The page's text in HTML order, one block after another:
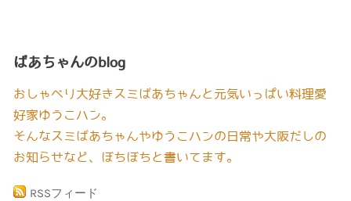
ばあちゃんのblog
おしゃべり大好きスミばあちゃんと元気いっぱい料理愛
好家ゆうこハン。
そんなスミばあちゃんやゆうこハンの日常や大阪だしの
お知らせなど、ぼちぼちと書いてます。
RSSフィード